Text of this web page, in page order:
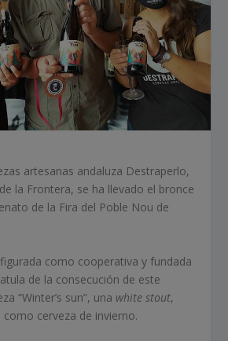
artesanas andaluza Destraperlo,
la Frontera, se ha llevado el bronce
de la Fira del Poble Nou de
como cooperativa y fundada
de la consecución de este
“Winter’s sun”, una white stout,
cerveza de invierno.